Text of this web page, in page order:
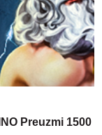
Preuzmi 1500